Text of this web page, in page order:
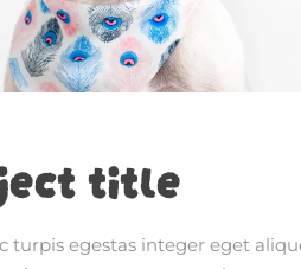
title
turpis egestas integer eget